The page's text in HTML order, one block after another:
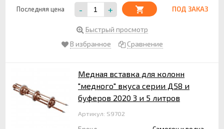
Последняя цена - + ПОД ЗАКАЗ
Быстрый просмотр
В избранное
Сравнение
Медная вставка для колонн
"медного" вкуса серии Д58 и
буферов 2020 3 и 5 литров
Артикул: S9702